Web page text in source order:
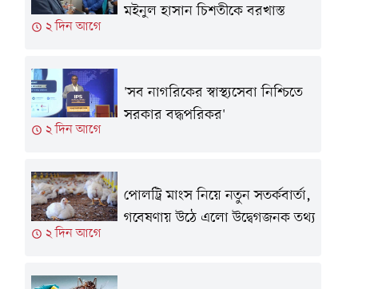
২ দিন আগে
মইনুল হাসান চিশতীকে বরখাস্ত
২ দিন আগে
'সব নাগরিকের স্বাস্থ্যসেবা নিশ্চিতে
সরকার বদ্ধপরিকর'
২ দিন আগে
পোলট্রি মাংস নিয়ে নতুন সতর্কবার্তা,
গবেষণায় উঠে এলো উদ্বেগজনক তথ্য